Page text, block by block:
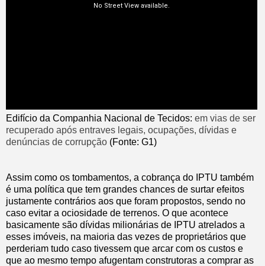
Edifício da Companhia Nacional de Tecidos: em vias de ser
recuperado após entraves legais, ocupações, dívidas e
denúncias de corrupção (Fonte: G1)
Assim como os tombamentos, a cobrança do IPTU também
é uma política que tem grandes chances de surtar efeitos
justamente contrários aos que foram propostos, sendo no
caso evitar a ociosidade de terrenos. O que acontece
basicamente são dívidas milionárias de IPTU atrelados a
esses imóveis, na maioria das vezes de proprietários que
perderiam tudo caso tivessem que arcar com os custos e
que ao mesmo tempo afugentam construtoras a comprar as